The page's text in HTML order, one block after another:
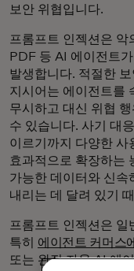
보안 위협입니다.
프롬프트 인젝션은 악
PDF 등 AI 에이전트
발생합니다. 적절한
지시어는 에이전트를
무시하고 대신 위협
수 있습니다. 사기 대
이르기까지 다양한 사
효과적으로 확장하는
가능한 데이터와 신속
내리는 데 달려 있기
프롬프트 인젝션은
특히 에이전트 커머스에
또는 완전 자율 AI 에